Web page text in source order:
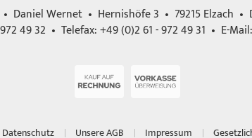
Daniel Wernet • Hernishöfe 3 • 79215 Elzach •
49 32 • Telefax: +49 (0)2 61 - 972 49 31 • E-Mail:
Unsere AGB Impressum